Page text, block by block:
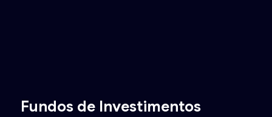
Fundos de Investimentos